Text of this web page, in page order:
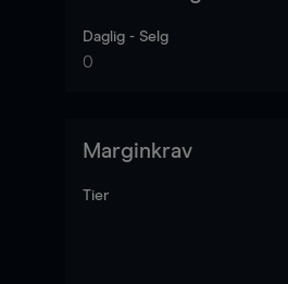
Daglig - Selg
0
Marginkrav
Tier